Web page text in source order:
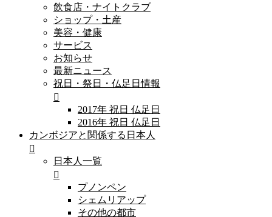
飲食店・ナイトクラブ
ショップ・土産
美容・健康
サービス
お知らせ
最新ニュース
祝日・祭日・仏足日情報
2017年 祝日 仏足日
2016年 祝日 仏足日
カンボジアと関係する日本人
日本人一覧
プノンペン
シェムリアップ
その他の都市